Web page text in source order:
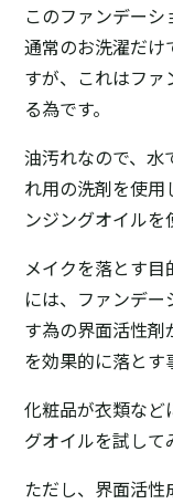
このファンデーシ
通常のお洗濯だけ
すが、これはフ
る為です。
油汚れなので、水
れ用の洗剤を使
ンジングオイルを
メイクを落とす
には、ファンデ
す為の界面活性
を効果的に落とす
化粧品が衣類など
グオイルを試して
ただし、界面活